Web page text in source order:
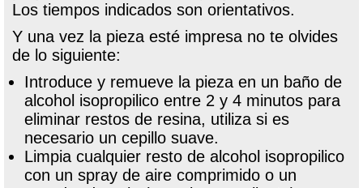
Los tiempos indicados son orientativos.
Y una vez la pieza esté impresa no te olvides
de lo siguiente:
Introduce y remueve la pieza en un baño de
alcohol isopropilico entre 2 y 4 minutos para
eliminar restos de resina, utiliza si es
necesario un cepillo suave.
Limpia cualquier resto de alcohol isopropilico
con un spray de aire comprimido o un